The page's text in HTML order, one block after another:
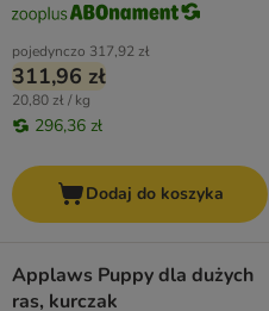
pojedynczo 317,92 zł
311,96 zł
20,80 zł / kg
296,36 zł
Dodaj do koszyka
Applaws Puppy dla dużych
ras, kurczak